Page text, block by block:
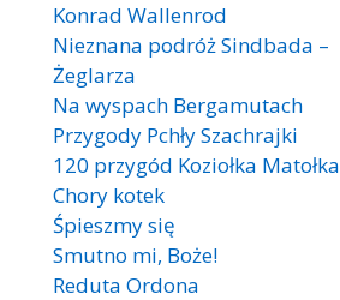
Konrad Wallenrod
Nieznana podróż Sindbada –
Żeglarza
Na wyspach Bergamutach
Przygody Pchły Szachrajki
120 przygód Koziołka Matołka
Chory kotek
Śpieszmy się
Smutno mi, Boże!
Reduta Ordona